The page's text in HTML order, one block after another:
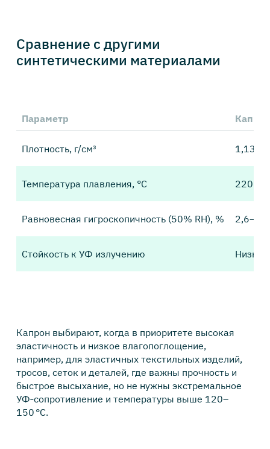
Сравнение с другими
синтетическими материалами
Параметр
Плотность, г/см³ 1,13
Температура плавления, °C 220
Равновесная гигроскопичность (50% RH), % 2,6–3,4
Стойкость к УФ излучению
Капрон выбирают, когда в приоритете высокая
эластичность и низкое влагопоглощение,
например, для эластичных текстильных изделий,
тросов, сеток и деталей, где важны прочность и
быстрое высыхание, но не нужны экстремальное
УФ‑сопротивление и температуры выше 120–
150 °C.